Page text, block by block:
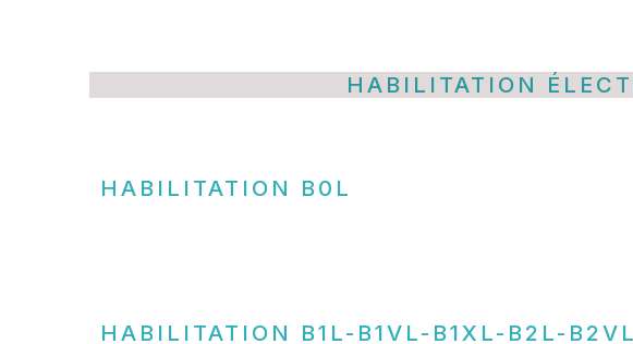
HABILITATION
HABILITATION B0L
HABILITATION B1L-B1VL-B1XL-B2L-